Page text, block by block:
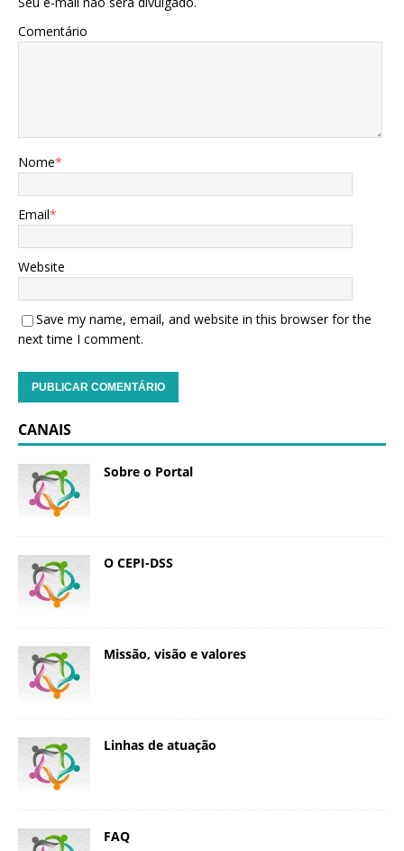
Comentário
Nome*
Email*
Website
Save my name, email, and website in this browser for the
next time I comment.
CANAIS
Sobre o Portal
O CEPI-DSS
Missão, visão e valores
Linhas de atuação
FAQ